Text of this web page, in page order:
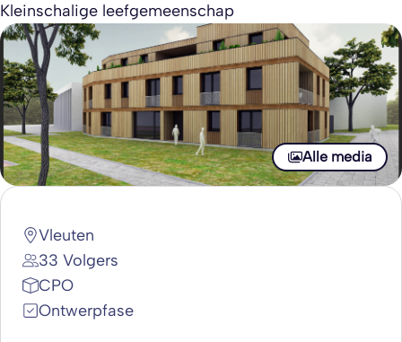
Kleinschalige leefgemeenschap
Alle media
Vleuten
33 Volgers
CPO
Ontwerpfase